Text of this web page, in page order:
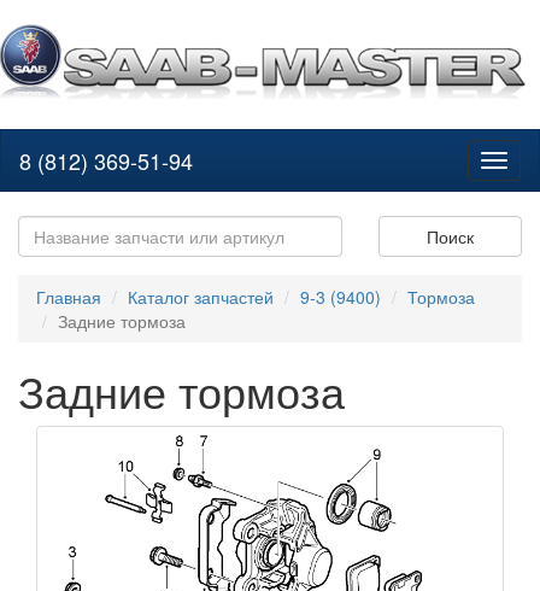
8 (812) 369-51-94
Поиск
Главная Каталог запчастей 9-3 (9400)
Тормоза
Задние тормоза
Задние тормоза